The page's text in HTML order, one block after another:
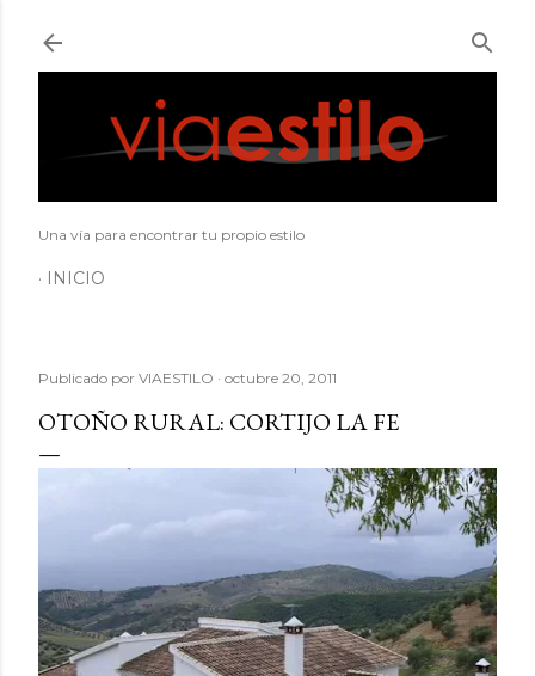
Una vía para encontrar tu propio estilo
INICIO
Publicado por VIAESTILO octubre 20, 2011
OTOÑO RURAL: CORTIJO LA FE